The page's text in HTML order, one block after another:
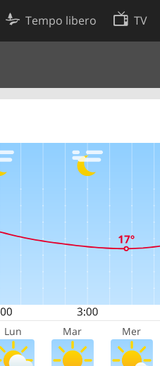
Tempo libero TV
Lun Mar Mer
Preferenze cookie